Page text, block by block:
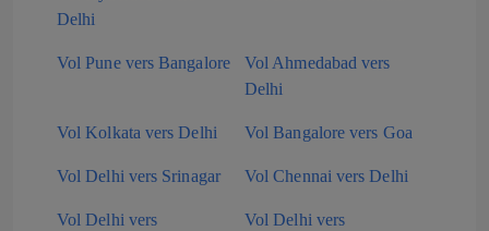
Delhi
Vol Pune vers Bangalore
Vol Ahmedabad vers
Delhi
Vol Kolkata vers Delhi Vol Bangalore vers Goa
Vol Delhi vers Srinagar Vol Chennai vers Delhi
Vol Delhi vers
Vol Delhi vers